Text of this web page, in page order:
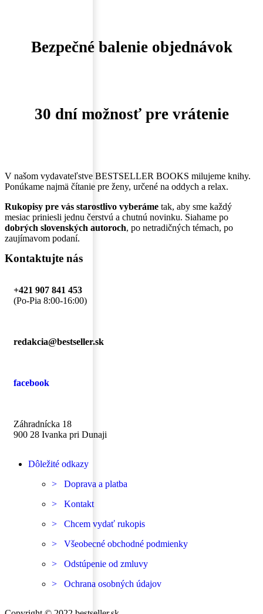
Bezpečné balenie objednávok
30 dní možnosť pre vrátenie
V našom vydavateľstve BESTSELLER BOOKS milujeme knihy.
Ponúkame najmä čítanie pre ženy, určené na oddych a relax.
Rukopisy pre vás starostlivo vyberáme tak, aby sme každý
mesiac priniesli jednu čerstvú a chutnú novinku. Siahame po
dobrých slovenských autoroch, po netradičných témach, po
zaujímavom podaní.
Kontaktujte nás
+421 907 841 453
(Po-Pia 8:00-16:00)
redakcia@bestseller.sk
facebook
Záhradnícka 18
900 28 Ivanka pri Dunaji
Dôležité odkazy
> Doprava a platba
> Kontakt
> Chcem vydať rukopis
> Všeobecné obchodné podmienky
> Odstúpenie od zmluvy
> Ochrana osobných údajov